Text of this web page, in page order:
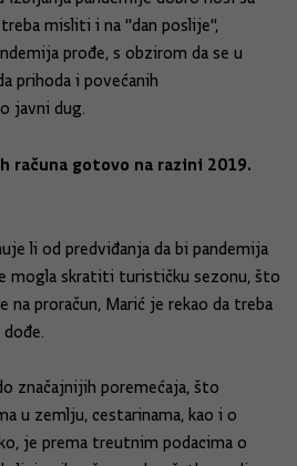
misliti i na "dan poslije",
prođe, s obzirom da se u
prihoda i povećanih
javni dug.
računa gotovo na razini 2019.
li od predviđanja da bi pandemija
mogla skratiti turističku sezonu, što
na proračun, Marić je rekao da treba
značajnijih poremećaja, što
u zemlju, cestarinama, kao i o
je prema treutnim podacima o